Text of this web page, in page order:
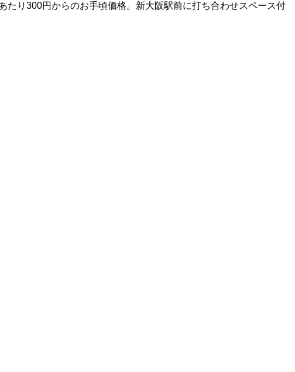
り300円からのお手頃価格。新大阪駅前に打ち合わせスペース付